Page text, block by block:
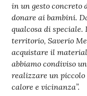
a
s
p
a
r
e
n
t
in un gesto concreto
donare ai bambini.
qualcosa di
territorio, Saverio
acquistare il
abbiamo condiviso
realizzare un piccolo
calore e vicinanza”.